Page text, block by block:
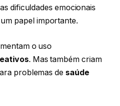
dificuldades emocionais
papel importante.
o uso
. Mas também criam
problemas de saúde